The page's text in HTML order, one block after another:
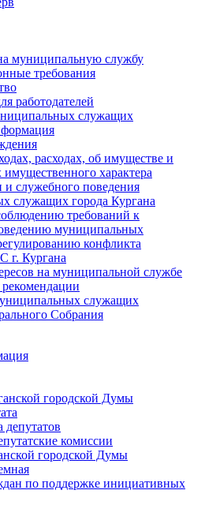
муниципальную службу
требования
работодателей
служащих
расходах, об имуществе и
имущественного характера
и служебного поведения
служащих города Кургана
требований к
муниципальных
конфликта
г. Кургана
на муниципальной службе
служащих
Cобрания
городской Думы
комиссии
городской Думы
по поддержке инициативных